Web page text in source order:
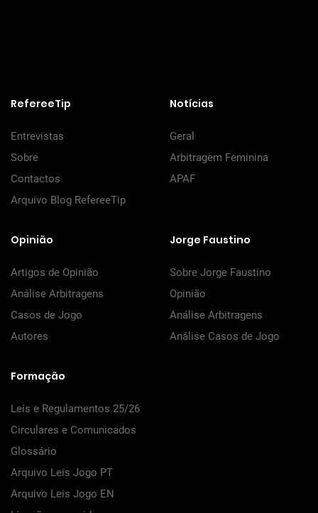
RefereeTip
Entrevistas
Sobre
Contactos
Arquivo Blog RefereeTip
Notícias
Geral
Arbitragem Feminina
APAF
Opinião
Artigos de Opinião
Análise Arbitragens
Casos de Jogo
Autores
Jorge Faustino
Sobre Jorge Faustino
Opinião
Análise Arbitragens
Análise Casos de Jogo
Formação
Leis e Regulamentos 25/26
Circulares e Comunicados
Glossário
Arquivo Leis Jogo PT
Arquivo Leis Jogo EN